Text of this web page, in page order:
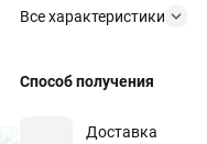
Все характеристики
Способ получения
Доставка